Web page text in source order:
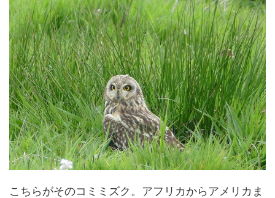
こちらがそのコミミズク。アフリカからアメリカま